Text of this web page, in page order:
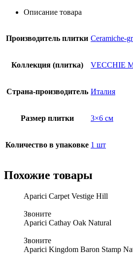
Описание товара
Производитель плитки Ceramiche-
Коллекция (плитка) VECCHIE
Страна-производитель Италия
Размер плитки 3×6 см
Количество в упаковке 1 шт
Похожие товары
Aparici Carpet Vestige Hill
Звоните
Aparici Cathay Oak Natural
Звоните
Aparici Kingdom Baron Stamp